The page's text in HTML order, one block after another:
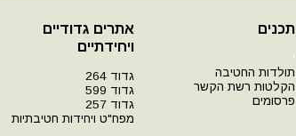
תכנים
י
תולדות החטיבה
הקלטות רשת הקשר
פרסומים
אתרים גדודיים
ויחידתיים
גדוד 264
גדוד 599
גדוד 257
מפח"ט ויחידות חטיבתיות